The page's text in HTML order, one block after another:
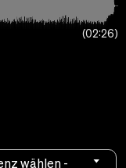
02:26
wählen -